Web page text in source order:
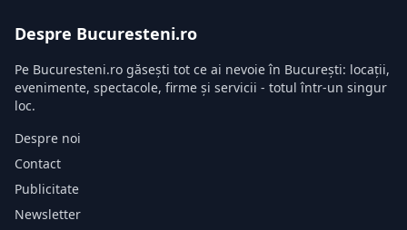
Despre Bucuresteni.ro
Pe Bucuresteni.ro găsești tot ce ai nevoie în București: locații,
evenimente, spectacole, firme și servicii - totul într-un singur
loc.
Despre noi
Contact
Publicitate
Newsletter